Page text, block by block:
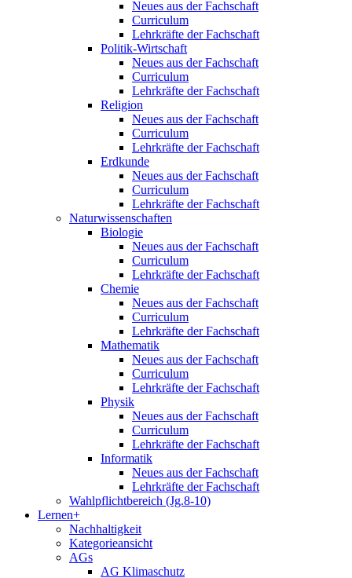
Neues aus der Fachschaft
Curriculum
Lehrkräfte der Fachschaft
Politik-Wirtschaft
Neues aus der Fachschaft
Curriculum
Lehrkräfte der Fachschaft
Religion
Neues aus der Fachschaft
Curriculum
Lehrkräfte der Fachschaft
Erdkunde
Neues aus der Fachschaft
Curriculum
Lehrkräfte der Fachschaft
Naturwissenschaften
Biologie
Neues aus der Fachschaft
Curriculum
Lehrkräfte der Fachschaft
Chemie
Neues aus der Fachschaft
Curriculum
Lehrkräfte der Fachschaft
Mathematik
Neues aus der Fachschaft
Curriculum
Lehrkräfte der Fachschaft
Physik
Neues aus der Fachschaft
Curriculum
Lehrkräfte der Fachschaft
Informatik
Neues aus der Fachschaft
Lehrkräfte der Fachschaft
Wahlpflichtbereich (Jg.8-10)
Lernen+
Nachhaltigkeit
Kategorieansicht
AGs
AG Klimaschutz